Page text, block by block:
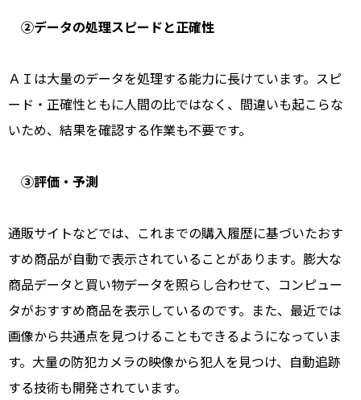
②データの処理スピードと正確性
ＡＩは大量のデータを処理する能力に長けています。スピ
ード・正確性ともに人間の比ではなく、間違いも起こらな
いため、結果を確認する作業も不要です。
③評価・予測
通販サイトなどでは、これまでの購入履歴に基づいたおす
すめ商品が自動で表示されていることがあります。膨大な
商品データと買い物データを照らし合わせて、コンピュー
タがおすすめ商品を表示しているのです。また、最近では
画像から共通点を見つけることもできるようになっていま
す。大量の防犯カメラの映像から犯人を見つけ、自動追跡
する技術も開発されています。